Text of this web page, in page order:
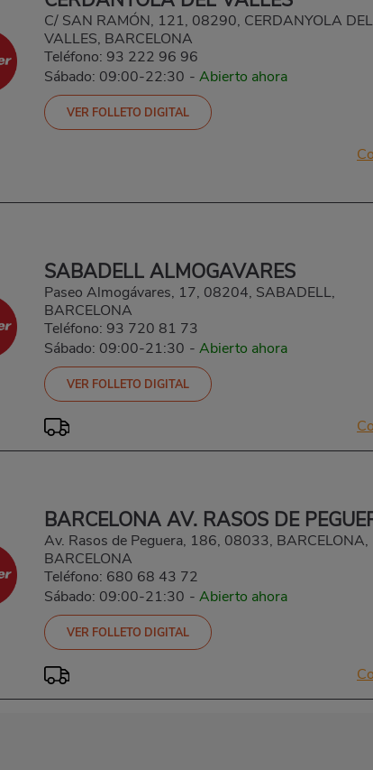
C/ SAN RAMÓN, 121, 08290, CERDANYOLA DEL
VALLES, BARCELONA
Teléfono: 93 222 96 96
Sábado: 09:00-22:30 - Abierto ahora
VER FOLLETO DIGITAL
SABADELL ALMOGAVARES
Paseo Almogávares, 17, 08204, SABADELL,
BARCELONA
Teléfono: 93 720 81 73
Sábado: 09:00-21:30 - Abierto ahora
VER FOLLETO DIGITAL
BARCELONA AV. RASOS DE
Av. Rasos de Peguera, 186, 08033, BARCELONA,
BARCELONA
Teléfono: 680 68 43 72
Sábado: 09:00-21:30 - Abierto ahora
VER FOLLETO DIGITAL